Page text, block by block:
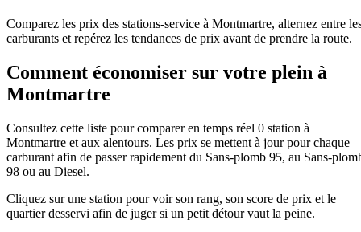
Comparez les prix des stations-service à Montmartre, alternez entre
carburants et repérez les tendances de prix avant de prendre la route.
Comment économiser sur votre plein à
Montmartre
Consultez cette liste pour comparer en temps réel 0 station à
Montmartre et aux alentours. Les prix se mettent à jour pour chaque
carburant afin de passer rapidement du Sans-plomb 95, au Sans-
98 ou au Diesel.
Cliquez sur une station pour voir son rang, son score de prix et le
quartier desservi afin de juger si un petit détour vaut la peine.